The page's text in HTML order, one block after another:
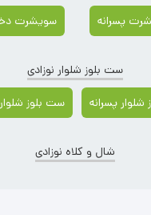
پسرانه سویشرت
ست بلوز شلوار نوزادی
پسرانه ست بلوز
شال و کلاه نوزادی